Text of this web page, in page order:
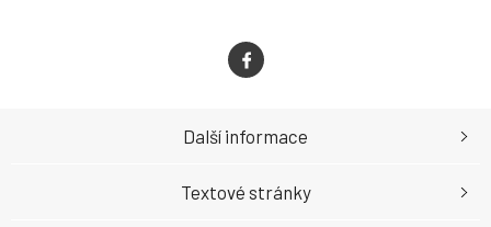
Další informace
Textové stránky